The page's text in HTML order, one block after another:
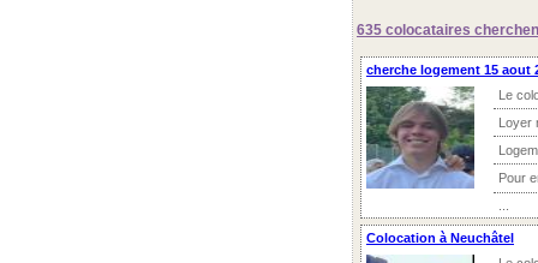
635 colocataires
cherche logement 15 aout
Le
Loyer
Pour
Colocation à Neuchâtel